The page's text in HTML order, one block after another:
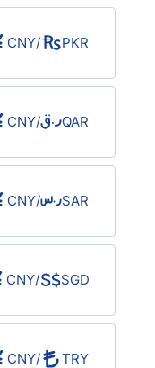
CNY/ PKR
CNY/ QAR
CNY/ SAR
CNY/ SGD
CNY/ TRY